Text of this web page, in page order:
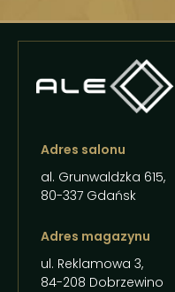
Adres salonu
al. Grunwaldzka 615,
80-337 Gdańsk
Adres magazynu
ul. Reklamowa 3,
84-208 Dobrzewino